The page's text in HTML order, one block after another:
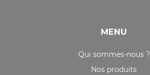
MENU
Qui sommes-nous ?
Nos produits